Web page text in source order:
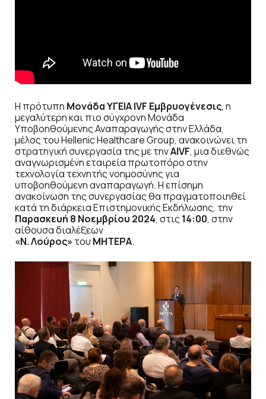
Η πρότυπη Μονάδα ΥΓΕΙΑIVF Εμβρυογένεσις, η
μεγαλύτερη και πιο σύγχρονη Μονάδα
Υποβοηθούμενης Αναπαραγωγής στην Ελλάδα,
μέλος του Hellenic Healthcare Group, ανακοινώνει τη
στρατηγική συνεργασία της με τηνAIVF, μια διεθνώς
αναγνωρισμένη εταιρεία πρωτοπόρο στην
τεχνολογία τεχνητής νοημοσύνης για
υποβοηθούμενη αναπαραγωγή. Η επίσημη
ανακοίνωση της συνεργασίας θα πραγματοποιηθεί
κατά τη διάρκεια Επιστημονικής Εκδήλωσης, την
Παρασκευή 8 Νοεμβρίου 2024, στις 14:00, στην
αίθουσα διαλέξεων
«Ν. Λούρος» του ΜΗΤΕΡΑ.